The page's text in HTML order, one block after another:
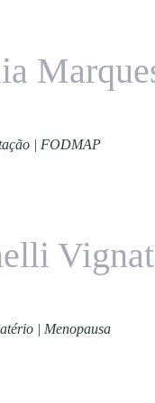
| FODMAP
| Menopausa